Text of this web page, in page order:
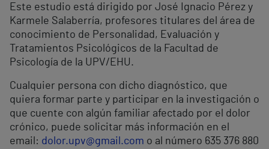
Este estudio está dirigido por José Ignacio Pérez y
Karmele Salaberría, profesores titulares del área de
conocimiento de Personalidad, Evaluación y
Tratamientos Psicológicos de la Facultad de
Psicología de la UPV/EHU.
Cualquier persona con dicho diagnóstico, que
quiera formar parte y participar en la investigación o
que cuente con algún familiar afectado por el dolor
crónico, puede solicitar más información en el
email: dolor.upv@gmail.com o al número 635 376 880